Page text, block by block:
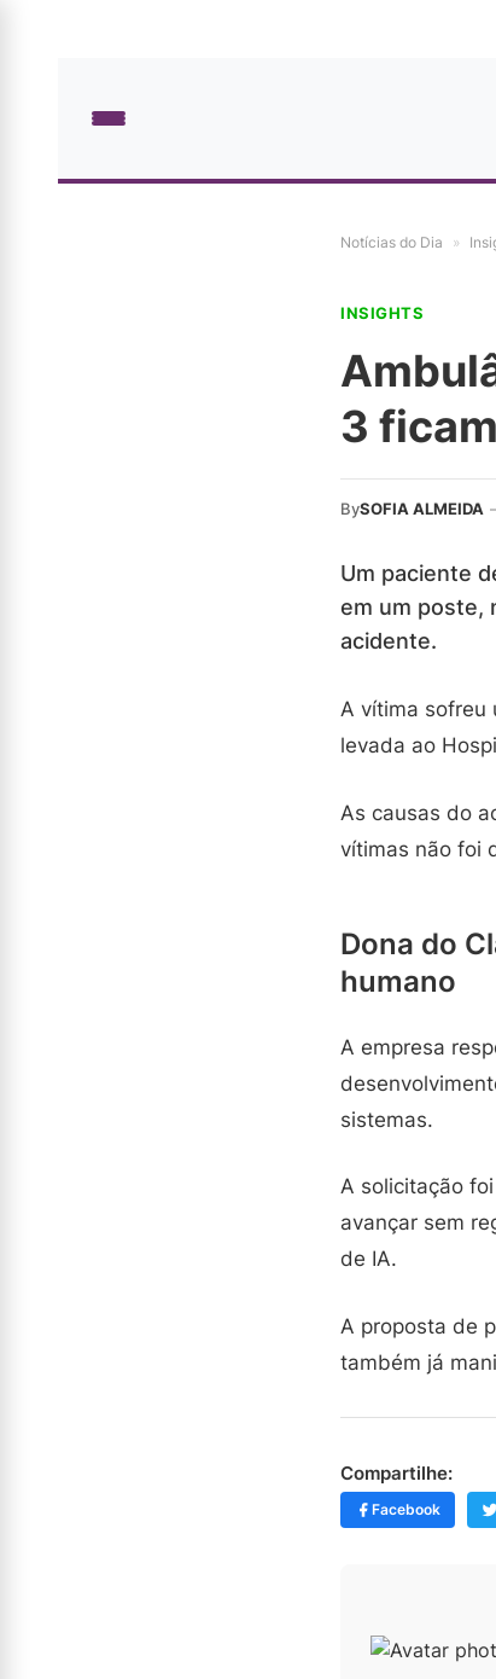
Notícias do Dia »
INSIGHTS
3
BySOFIA ALMEIDA
Um paciente
em um poste,
acidente.
A vítima sofreu
levada ao
As causas do
vítimas não foi
Dona do
humano
A empresa
sistemas.
A solicitação
avançar sem
de IA.
A proposta de
também já
Compartilhe:
Facebook